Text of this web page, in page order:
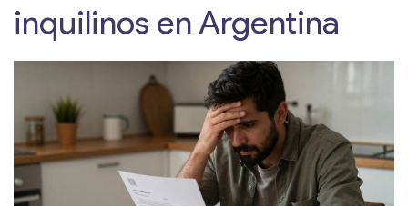
inquilinos en Argentina